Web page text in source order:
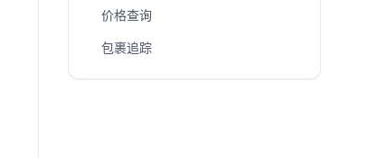
价格查询
包裹追踪